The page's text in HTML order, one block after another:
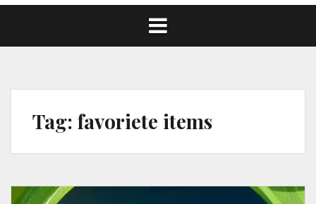
Tag: favoriete items